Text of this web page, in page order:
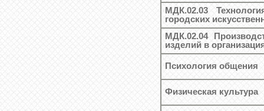
МДК.02.03
городских
МДК.02.04
изделий в
Психология общения
Физическая культура